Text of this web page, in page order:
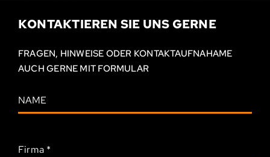
KONTAKTIEREN SIE UNS GERNE
FRAGEN, HINWEISE ODER KONTAKT­AUFNAHAME
AUCH GERNE MIT FORMULAR
Firma *